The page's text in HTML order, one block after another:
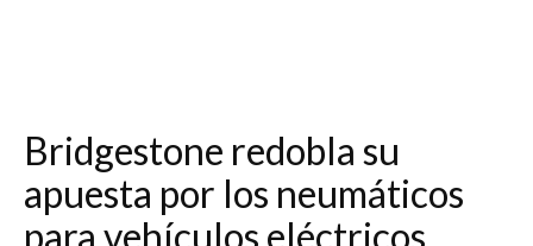
Bridgestone redobla su
apuesta por los neumáticos
para vehículos eléctricos